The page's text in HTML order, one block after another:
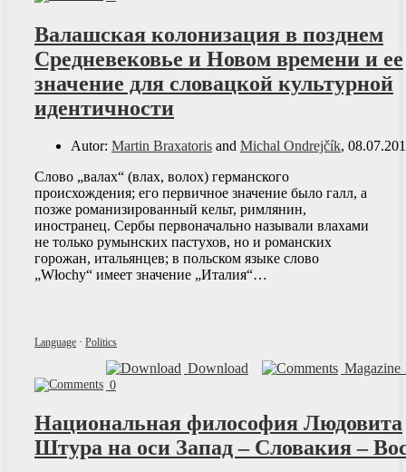
Валашская колонизация в позднем
Средневековье и Новом времени и ее
значение для словацкой культурной
идентичности
Autor: Martin Braxatoris and Michal Ondrejčík,
Слово „валах“ (влах, волох) германского
происхождения; его первичное значение было галл, а
позже романизированный кельт, римлянин,
иностранец. Сербы первоначально называли влахами
не только румынских пастухов, но и романских
горожан, итальянцев; в польском языке слово
„Włochy“ имеет значение „Италия“…
Language · Politics
Magazine
Download
0
Национальная философия Людовита
Штура на оси Запад – Словакия –